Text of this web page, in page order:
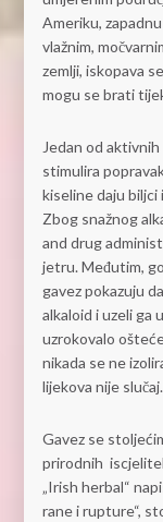
Ameriku,
vlažnim,
zemlji, iskopava
mogu se brati
Jedan od
stimulira
kiseline daju
Zbog snažnog
and drug
jetru. Međutim,
gavez pokazuju
alkaloid i uzeli ga
uzrokovalo
nikada se ne
lijekova nije slučaj.
Gavez se
prirodnih
„Irish herbal“
rane i rupture“,